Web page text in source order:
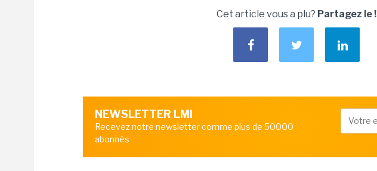
Cet article vous a plu? Partagez le !
NEWSLETTER LMI
Recevez notre newsletter comme plus de 50000
abonnés